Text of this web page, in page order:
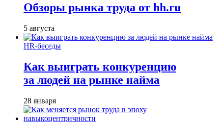
Обзоры рынка труда от hh.ru
5 августа
HR-беседы
Как выиграть конкуренцию
за людей на рынке найма
28 января